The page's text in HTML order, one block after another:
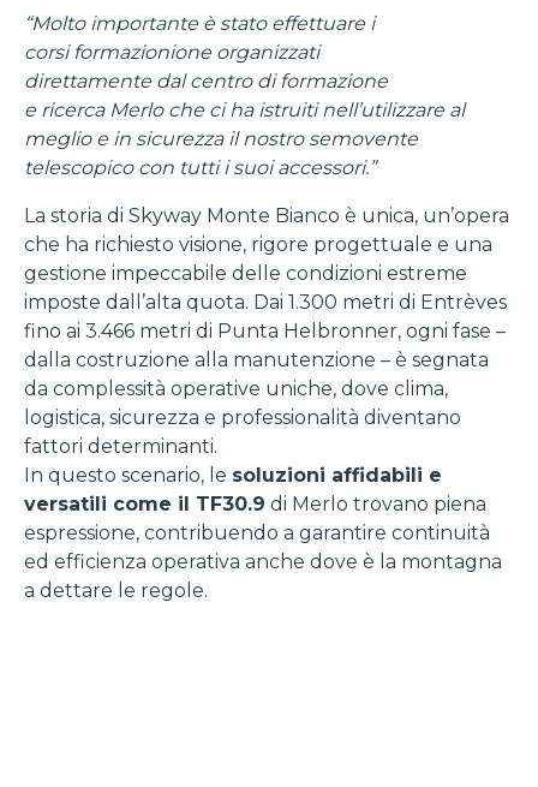
“Molto importante è stato effettuare i
corsi formazionione organizzati
direttamente dal centro di formazione
e ricerca Merlo che ci ha istruiti nell’utilizzare al
meglio e in sicurezza il nostro semovente
telescopico con tutti i suoi accessori.”
La storia di Skyway Monte Bianco è unica, un’opera
che ha richiesto visione, rigore progettuale e una
gestione impeccabile delle condizioni estreme
imposte dall’alta quota. Dai 1.300 metri di Entrèves
fino ai 3.466 metri di Punta Helbronner, ogni fase –
dalla costruzione alla manutenzione – è segnata
da complessità operative uniche, dove clima,
logistica, sicurezza e professionalità diventano
fattori determinanti.
In questo scenario, le soluzioni affidabili e
versatili come il TF30.9 di Merlo trovano piena
espressione, contribuendo a garantire continuità
ed efficienza operativa anche dove è la montagna
a dettare le regole.